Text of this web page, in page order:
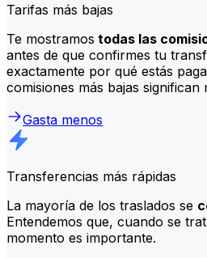
Tarifas más bajas
Te mostramos todas las
antes de que confirmes tu
exactamente por qué estás
comisiones más bajas
Gasta menos
Transferencias más rápidas
La mayoría de los traslados se
Entendemos que, cuando se
momento es importante.